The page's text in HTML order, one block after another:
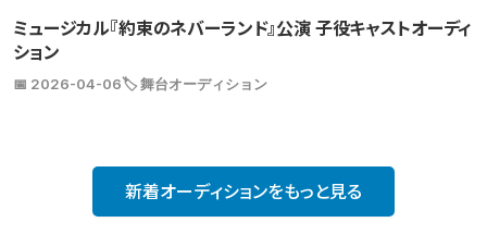
ミュージカル『約束のネバーランド』公演 子役キャストオーディ
ション
📅 2026-04-06🏷️ 舞台オーディション
新着オーディションをもっと見る